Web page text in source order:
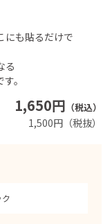
1,650円 （税込）
1,500円（税抜）
ク
にも貼るだけで
る
。